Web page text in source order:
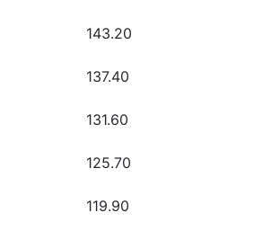
143.20
137.40
131.60
125.70
119.90